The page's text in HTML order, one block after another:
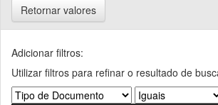
Retornar valores
Adicionar filtros:
Utilizar filtros para refinar o resultado de